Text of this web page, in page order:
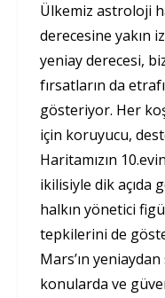
Ülkemiz astroloji
derecesine yakın
yeniay derecesi,
fırsatların da
gösteriyor. Her
için koruyucu,
Haritamızın
ikilisiyle dik açıda
halkın yönetici
tepkilerini de
Mars’ın
konularda ve